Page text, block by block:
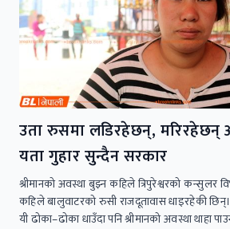
उता रुसमा लडिरहेछन्, मरिरहेछन्
यता गुहार सुन्दैन सरकार
श्रीमानको अवस्था बुझ्न कहिले त्रिपुरेश्वरको कन्सुलर
कहिले बालुवाटरको रुसी राजदूतावास धाइरहेकी
यी ढोका–ढोका धाउँदा पनि श्रीमानको अवस्था थाहा